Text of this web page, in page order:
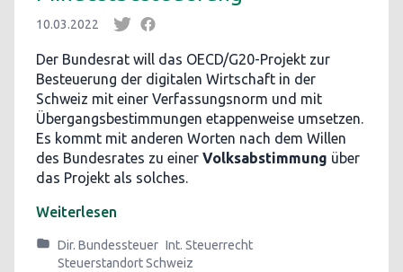
10.03.2022
Der Bundesrat will das OECD/G20-Projekt zur
Besteuerung der digitalen Wirtschaft in der
Schweiz mit einer Verfassungsnorm und mit
Übergangsbestimmungen etappenweise umsetzen.
Es kommt mit anderen Worten nach dem Willen
des Bundesrates zu einer Volksabstimmung über
das Projekt als solches.
Weiterlesen
Dir. Bundessteuer Int. Steuerrecht
Steuerstandort Schweiz